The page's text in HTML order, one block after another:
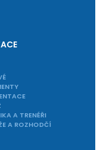
A TRENÉŘI
A ROZHODČÍ